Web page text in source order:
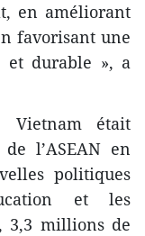
en améliorant
favorisant une
et durable », a
était
l’ASEAN en
politiques
et les
3,3 millions de